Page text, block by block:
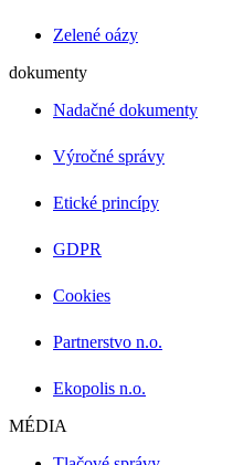
Zelené oázy
dokumenty
Nadačné dokumenty
Výročné správy
Etické princípy
GDPR
Cookies
Partnerstvo n.o.
Ekopolis n.o.
MÉDIA